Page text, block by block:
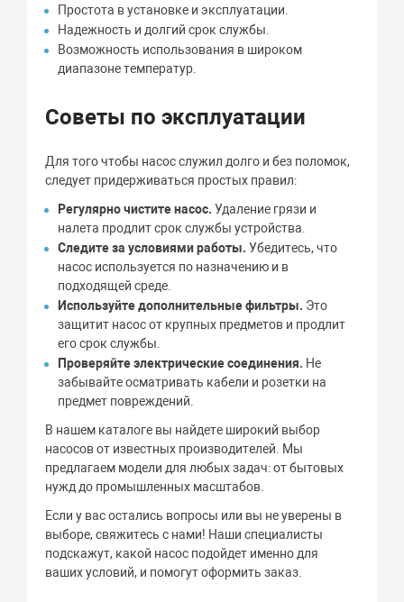
Простота в установке и эксплуатации.
Надежность и долгий срок службы.
Возможность использования в широком
диапазоне температур.
Советы по эксплуатации
Для того чтобы насос служил долго и без поломок,
следует придерживаться простых правил:
Регулярно чистите насос.Удаление грязи и
налета продлит срок службы устройства.
Следите за условиями работы.Убедитесь, что
насос используется по назначению и в
подходящей среде.
Используйте дополнительные фильтры. Это
защитит насос от крупных предметов и продлит
его срок службы.
Проверяйте электрические соединения. Не
забывайте осматривать кабели и розетки на
предмет повреждений.
В нашем каталоге вы найдете широкий выбор
насосов от известных производителей. Мы
предлагаем модели для любых задач: от бытовых
нужд до промышленных масштабов.
Если у вас остались вопросы или вы не уверены в
выборе, свяжитесь с нами! Наши специалисты
подскажут, какой насос подойдет именно для
ваших условий, и помогут оформить заказ.